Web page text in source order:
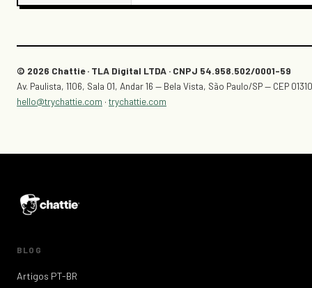
© 2026 Chattie · TLA Digital LTDA · CNPJ 54.958.502/0001-59
Av. Paulista, 1106, Sala 01, Andar 16 — Bela Vista, São Paulo/SP — CEP
hello@trychattie.com · trychattie.com
BLOG
Artigos PT-BR